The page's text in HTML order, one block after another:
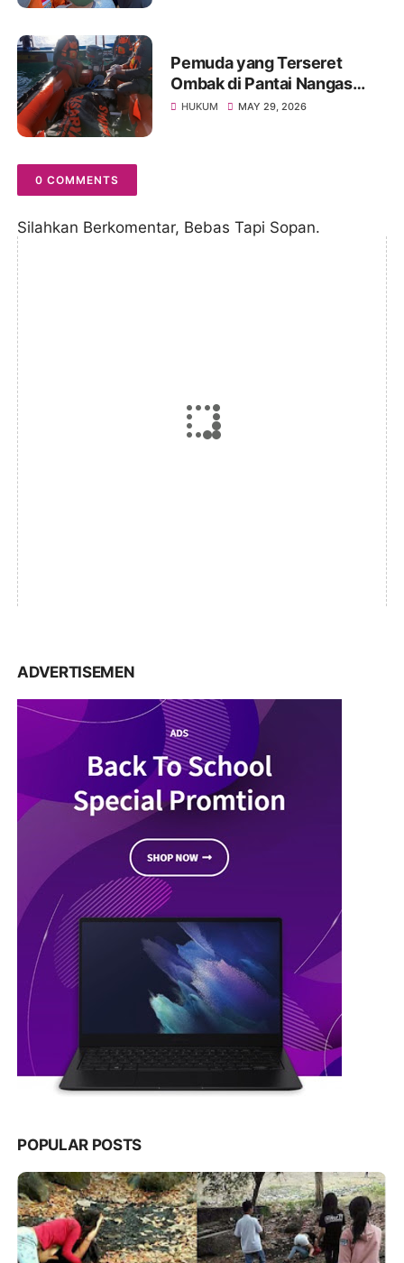
Pemuda yang Terseret
Ombak di Pantai Nangas
Lakey Ditemukan Meninggal
HUKUM MAY 29, 2026
0 COMMENTS
Silahkan Berkomentar, Bebas Tapi Sopan.
ADVERTISEMEN
POPULAR POSTS